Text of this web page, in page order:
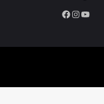
Facebook InstagramYouTube